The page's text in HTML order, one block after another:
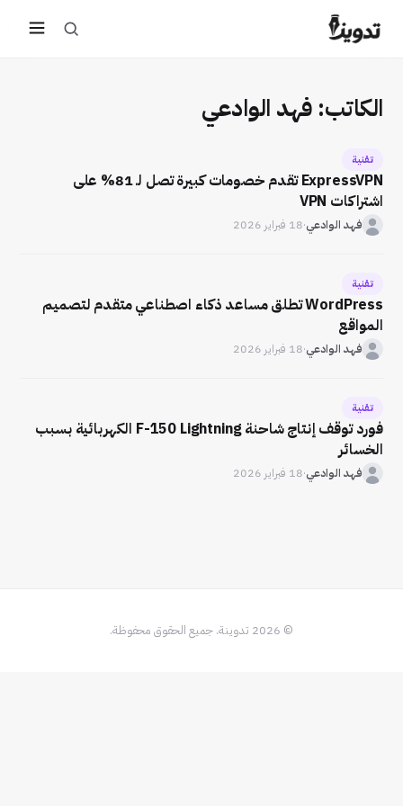
الكاتب: فهد الوادعي
تقنية
ExpressVPN تقدم خصومات كبيرة تصل لـ 81% على
اشتراكات VPN
فهد الوادعي·18 فبراير 2026
تقنية
WordPress تطلق مساعد ذكاء اصطناعي متقدم لتصميم
المواقع
فهد الوادعي·18 فبراير 2026
تقنية
فورد توقف إنتاج شاحنة F-150 Lightning الكهربائية بسبب
الخسائر
فهد الوادعي·18 فبراير 2026
© 2026 تدوينة. جميع الحقوق محفوظة.